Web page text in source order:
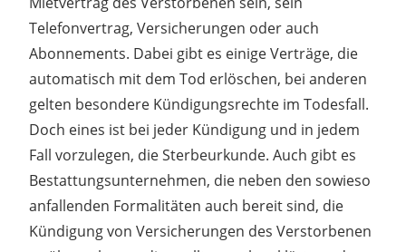
Telefonvertrag, Versicherungen oder auch
Abonnements. Dabei gibt es einige Verträge, die
automatisch mit dem Tod erlöschen, bei anderen
gelten besondere Kündigungsrechte im Todesfall.
Doch eines ist bei jeder Kündigung und in jedem
Fall vorzulegen, die Sterbeurkunde. Auch gibt es
Bestattungsunternehmen, die neben den sowieso
anfallenden Formalitäten auch bereit sind, die
Kündigung von Versicherungen des Verstorbenen